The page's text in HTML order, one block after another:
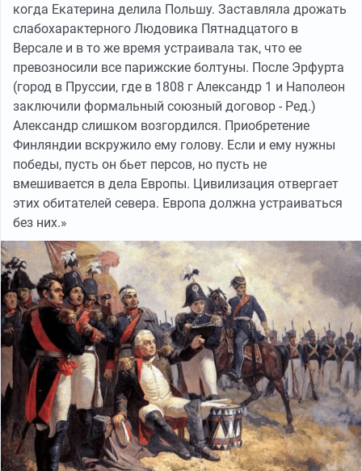
когда Екатерина делила Польшу. Заставляла дрожать
слабохарактерного Людовика Пятнадцатого в
Версале и в то же время устраивала так, что ее
превозносили все парижские болтуны. После Эрфурта
(город в Пруссии, где в 1808 г Александр 1 и Наполеон
заключили формальный союзный договор - Ред.)
Александр слишком возгордился. Приобретение
Финляндии вскружило ему голову. Если и ему нужны
победы, пусть он бьет персов, но пусть не
вмешивается в дела Европы. Цивилизация отвергает
этих обитателей севера. Европа должна устраиваться
без них.»